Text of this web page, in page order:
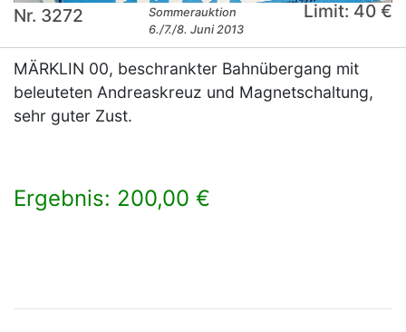
Nr. 3272
Sommerauktion
6./7./8. Juni 2013
Limit: 40 €
MÄRKLIN 00, beschrankter Bahnübergang mit
beleuteten Andreaskreuz und Magnetschaltung,
sehr guter Zust.
Ergebnis: 200,00 €